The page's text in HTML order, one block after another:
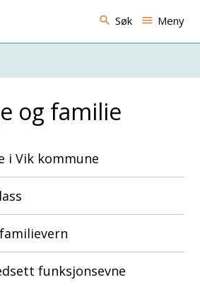
Søk Meny
og familie
i Vik kommune
funksjonsevne